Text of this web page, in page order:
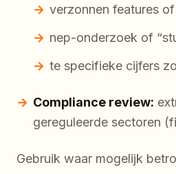
verzonnen features
nep-onderzoek of
te specifieke cijfers
Compliance review:
gereguleerde sectoren
Gebruik waar mogelijk